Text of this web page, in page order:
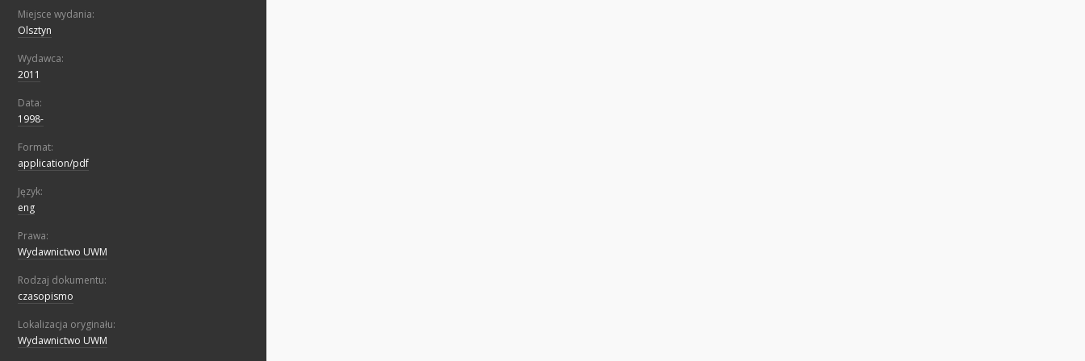
Miejsce wydania:
Olsztyn
Wydawca:
2011
Data:
1998-
Format:
application/pdf
Język:
eng
Prawa:
Wydawnictwo UWM
Rodzaj dokumentu:
czasopismo
Lokalizacja oryginału:
Wydawnictwo UWM